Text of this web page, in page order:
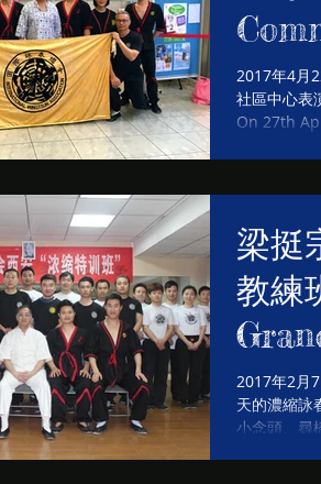
2017年4月
社區中心表
On 27th
梁挺
教練班>
Ting
2017年2月
天的濃縮詠
小念頭、尋